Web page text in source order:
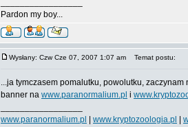
Pardon my boy...
Wysłany: Czw Cze 07, 2007 1:07 am Temat postu:
...ja tymczasem pomalutku, powolutku,
banner na www.paranormalium.pl i
www.paranormalium.pl
www.kryptozoologia.pl